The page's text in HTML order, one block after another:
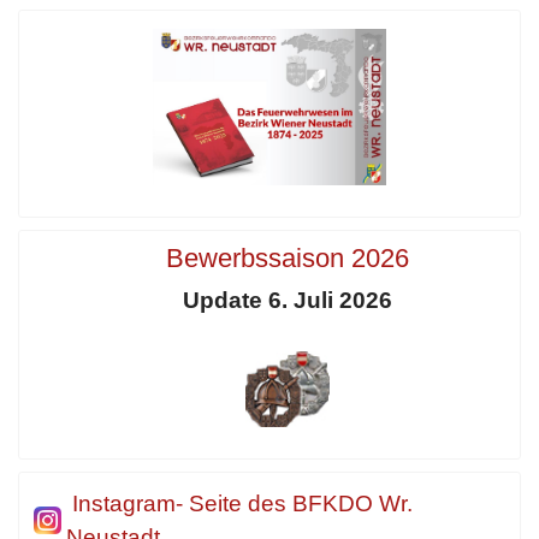
Bewerbssaison 2026
Update 6. Juli 2026
Instagram- Seite des BFKDO Wr.